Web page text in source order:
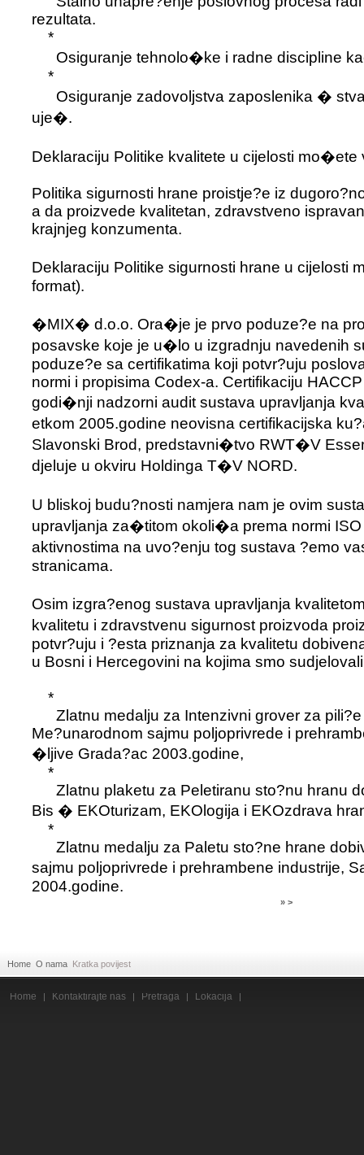
rezultata.
*
Osiguranje tehnolo�ke i radne discipline
*
Osiguranje zadovoljstva zaposlenika �
uje�.
Deklaraciju Politike kvalitete u cijelosti mo�ete
Politika sigurnosti hrane proistje?e iz
a da proizvede kvalitetan, zdravstveno
krajnjeg konzumenta.
Deklaraciju Politike sigurnosti hrane u cijelosti
format).
�MIX� d.o.o. Ora�je je prvo poduze?e na
posavske koje je u�lo u izgradnju navedenih
poduze?e sa certifikatima koji potvr?uju
normi i propisima Codex-a. Certifikaciju
godi�nji nadzorni audit sustava upravljanja
etkom 2005.godine neovisna certifikacijska
Slavonski Brod, predstavni�tvo RWT�V
djeluje u okviru Holdinga T�V NORD.
U bliskoj budu?nosti namjera nam je ovim
upravljanja za�titom okoli�a prema normi
aktivnostima na uvo?enju tog sustava ?emo
stranicama.
Osim izgra?enog sustava upravljanja
kvalitetu i zdravstvenu sigurnost proizvoda
potvr?uju i ?esta priznanja za kvalitetu
u Bosni i Hercegovini na kojima smo
*
Zlatnu medalju za Intenzivni grover za pili?e
Me?unarodnom sajmu poljoprivrede i
�ljive Grada?ac 2003.godine,
*
Zlatnu plaketu za Peletiranu sto?nu hranu
Bis � EKOturizam, EKOlogija i EKOzdrava
*
Zlatnu medalju za Paletu sto?ne hrane
sajmu poljoprivrede i prehrambene industrije,
2004.godine.
» >
Home O nama Kratka povijest
Home Kontaktirajte nas Pretraga Lokacija